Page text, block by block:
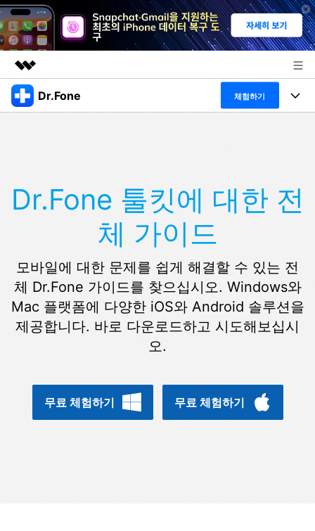
주요 제품
뉴스룸
도움말 센터
Dr.Fone 체험하기
Dr.Fone Basic
데스크탑
온라인
더 보기
탐색 및 발견
닥터폰 하이라이트 살펴보기
사용 방법은 무엇입니까?
고객 지원 센터
다운로드 센터
공식 설치 파일 및 최신 버전 업데이트를 제공
합니다.
리소스 허브
3,000개 이상의 사용 가이드, 전문가 팁 및 최
신 모바일 소식을 확인하세요.
🔓️온라인 잠금 해제
iOS26 다운그레이드
검색하기
Dr.Fone 툴킷에 대한 전
체 가이드
모바일에 대한 문제를 쉽게 해결할 수 있는 전
체 Dr.Fone 가이드를 찾으십시오. Windows와
Mac 플랫폼에 다양한 iOS와 Android 솔루션을
제공합니다. 바로 다운로드하고 시도해보십시
오.
무료 체험하기 무료 체험하기